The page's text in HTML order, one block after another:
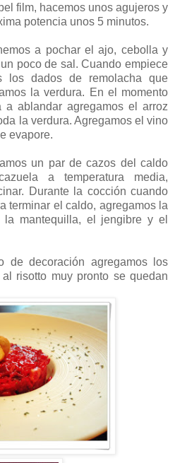
film, hacemos unos agujeros y
potencia unos 5 minutos.
a pochar el ajo, cebolla y
poco de sal. Cuando empiece
los dados de remolacha que
la verdura. En el momento
a ablandar agregamos el arroz
la verdura. Agregamos el vino
evapore.
un par de cazos del caldo
a temperatura media,
Durante la cocción cuando
terminar el caldo, agregamos la
mantequilla, el jengibre y el
de decoración agregamos los
risotto muy pronto se quedan